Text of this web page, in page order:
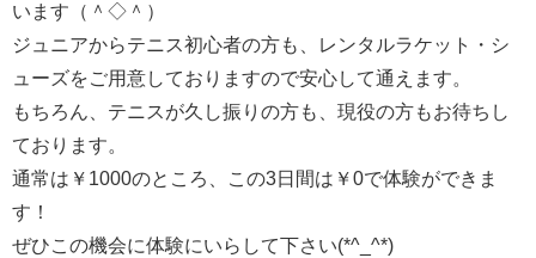
います（＾◇＾）
ジュニアからテニス初心者の方も、レンタルラケット・シ
ューズをご用意しておりますので安心して通えます。
もちろん、テニスが久し振りの方も、現役の方もお待ちし
ております。
通常は￥1000のところ、この3日間は￥0で体験ができま
す！
ぜひこの機会に体験にいらして下さい(*^_^*)